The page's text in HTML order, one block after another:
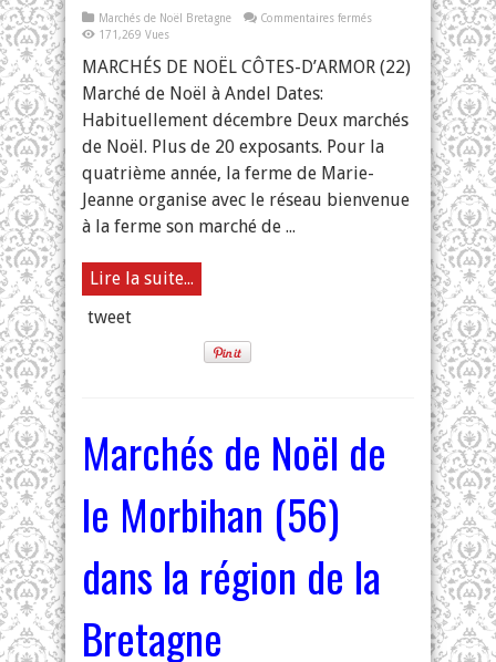
Marchés de Noël Bretagne Commentaires fermés
des
Côtes-
dans
la
région
de
Bretagne
171,269 Vues
MARCHÉS DE NOËL CÔTES-D’ARMOR (22)
Marché de Noël à Andel Dates:
Habituellement décembre Deux marchés
de Noël. Plus de 20 exposants. Pour la
quatrième année, la ferme de Marie-
Jeanne organise avec le réseau bienvenue
à la ferme son marché de ...
Lire la suite...
tweet
Marchés de Noël de
le Morbihan (56)
dans la région de la
Bretagne